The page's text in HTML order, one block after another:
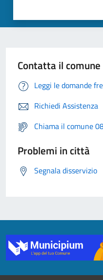
Contatta il comune
Leggi le domande
Richiedi Assistenza
Chiama il comune
Problemi in città
Segnala disservizio